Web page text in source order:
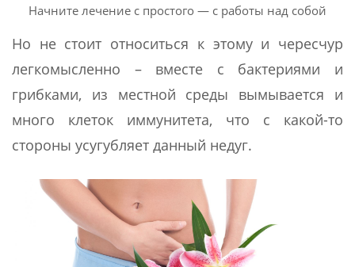
Начните лечение с простого — с работы над собой
Но не стоит относиться к этому и чересчур
легкомысленно – вместе с бактериями и
грибками, из местной среды вымывается и
много клеток иммунитета, что с какой-то
стороны усугубляет данный недуг.